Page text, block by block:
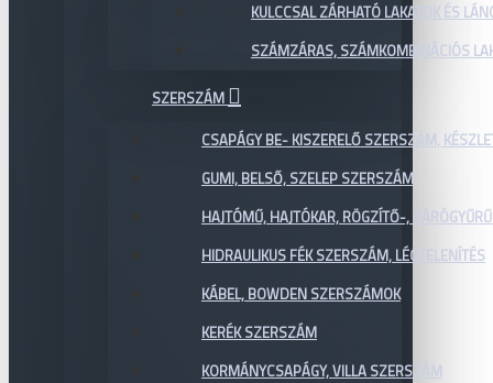
KULCCSAL ZÁRHATÓ LAKATOK ÉS
SZÁMZÁRAS, SZÁMKOMBINÁCIÓS
SZERSZÁM
CSAPÁGY BE- KISZERELŐ SZERSZÁM,
GUMI, BELSŐ, SZELEP SZERSZÁM
HAJTÓMŰ, HAJTÓKAR, RÖGZÍTŐ-,
HIDRAULIKUS FÉK SZERSZÁM, LÉGTELENÍTÉS
KÁBEL, BOWDEN SZERSZÁMOK
KERÉK SZERSZÁM
KORMÁNYCSAPÁGY, VILLA SZERSZÁM